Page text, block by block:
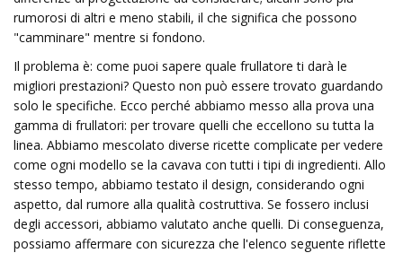
rumorosi di altri e meno stabili, il che significa che possono
"camminare" mentre si fondono.
Il problema è: come puoi sapere quale frullatore ti darà le
migliori prestazioni? Questo non può essere trovato guardando
solo le specifiche. Ecco perché abbiamo messo alla prova una
gamma di frullatori: per trovare quelli che eccellono su tutta la
linea. Abbiamo mescolato diverse ricette complicate per vedere
come ogni modello se la cavava con tutti i tipi di ingredienti. Allo
stesso tempo, abbiamo testato il design, considerando ogni
aspetto, dal rumore alla qualità costruttiva. Se fossero inclusi
degli accessori, abbiamo valutato anche quelli. Di conseguenza,
possiamo affermare con sicurezza che l'elenco seguente riflette